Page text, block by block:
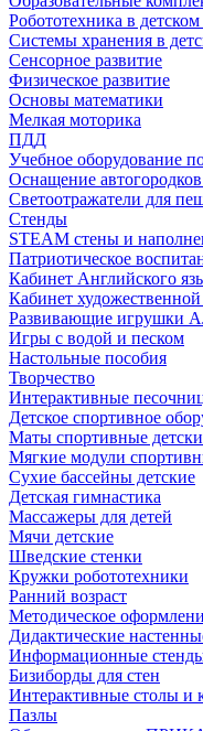
Робототехника в детском
Системы хранения в
Сенсорное развитие
Физическое развитие
Основы математики
Мелкая моторика
ПДД
Учебное оборудование
Оснащение
Светоотражатели для
Стенды
STEAM стены и
Патриотическое
Кабинет Английского
Кабинет
Развивающие игрушки
Игры с водой и песком
Настольные пособия
Творчество
Интерактивные
Детское спортивное
Маты спортивные
Мягкие модули
Сухие бассейны детские
Детская гимнастика
Массажеры для детей
Мячи детские
Шведские стенки
Кружки робототехники
Ранний возраст
Методическое
Дидактические
Информационные
Бизиборды для стен
Интерактивные столы и
Пазлы